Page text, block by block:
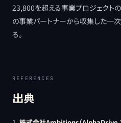
23,800を超える事業プロジェクト
の事業パートナーから収集した一
る。
REFERENCES
出典